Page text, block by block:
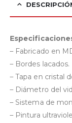
– Fabricado en
– Bordes lacados.
– Tapa en cristal
– Diámetro del
– Sistema de
– Pintura